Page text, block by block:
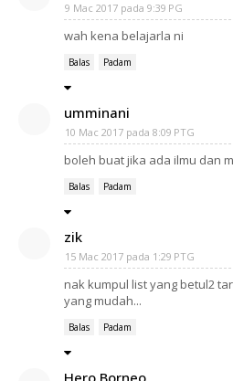
9 Mac 2017 pada 9:39 PG
wah kena belajarla ni
Balas Padam
umminani
10 Mac 2017 pada 8:09 PTG
boleh buat jika ada ilmu dan
Balas Padam
zik
15 Mac 2017 pada 1:29 PTG
nak kumpul list yang betul2
yang mudah...
Balas Padam
Hero Borneo